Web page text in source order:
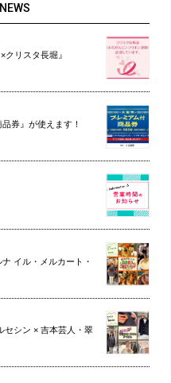
リスタ長堀』
券』が使えます！
イル・メルカート・
セシン × 吉本芸人・翠